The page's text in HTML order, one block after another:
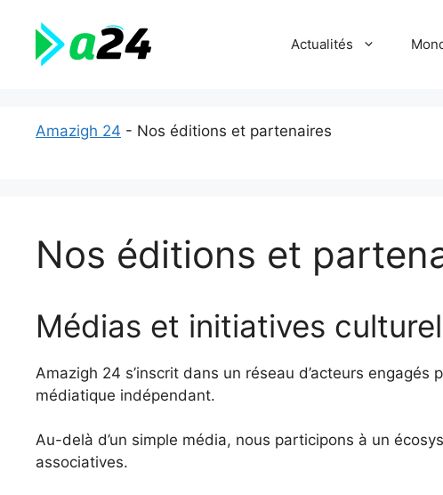
contenu
Actualités
Amazigh 24 - Nos éditions et partenaires
Nos éditions et
Médias et initiatives
Amazigh 24 s’inscrit dans un réseau d’acteurs
médiatique indépendant.
Au-delà d’un simple média, nous participons à un
associatives.